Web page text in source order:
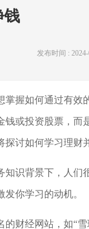
钱
发布时间 :
握如何通过有效
或投资股票，而
讨如何学习理财
识背景下，人们
你学习的动机。
财经网站，如“雪